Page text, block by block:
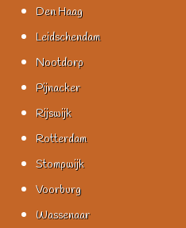
Den Haag
Leidschendam
Nootdorp
Pijnacker
Rijswijk
Rotterdam
Stompwijk
Voorburg
Wassenaar